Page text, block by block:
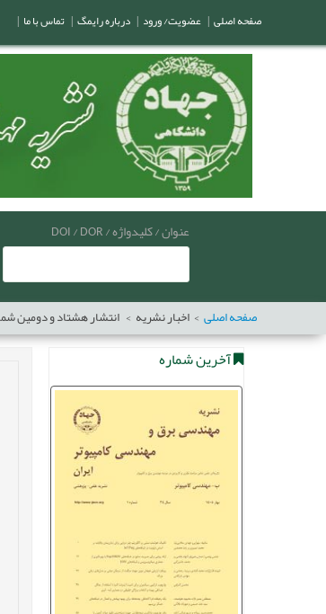
عنوان / کلیدواژه / DOI / DOR
صفحه اصلی اخبار نشریه انتشار هشتاد و دومین
آخرین شماره
صفحه اصلی | عضویت/ ورود | درباره رایمگ | تماس با ما |